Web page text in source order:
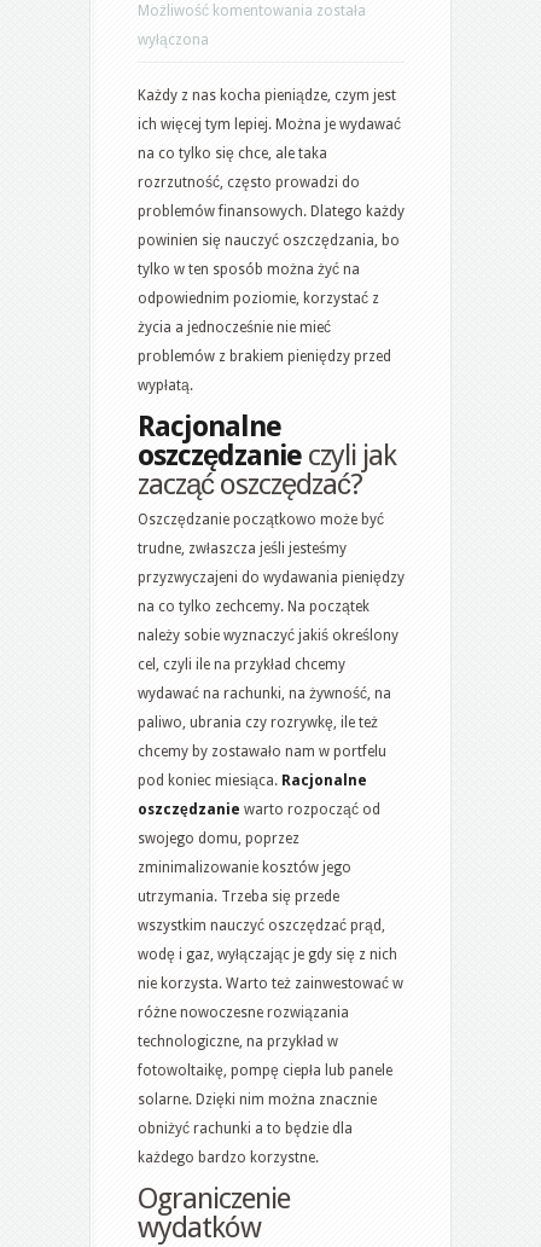
Możliwość komentowania Obniżenie
czyli
racjonalne
oszczędzanie
została
wyłączona
Każdy z nas kocha pieniądze, czym jest
ich więcej tym lepiej. Można je wydawać
na co tylko się chce, ale taka
rozrzutność, często prowadzi do
problemów finansowych. Dlatego każdy
powinien się nauczyć oszczędzania, bo
tylko w ten sposób można żyć na
odpowiednim poziomie, korzystać z
życia a jednocześnie nie mieć
problemów z brakiem pieniędzy przed
wypłatą.
Racjonalne
oszczędzanie czyli jak
zacząć oszczędzać?
Oszczędzanie początkowo może być
trudne, zwłaszcza jeśli jesteśmy
przyzwyczajeni do wydawania pieniędzy
na co tylko zechcemy. Na początek
należy sobie wyznaczyć jakiś określony
cel, czyli ile na przykład chcemy
wydawać na rachunki, na żywność, na
paliwo, ubrania czy rozrywkę, ile też
chcemy by zostawało nam w portfelu
pod koniec miesiąca. Racjonalne
oszczędzanie warto rozpocząć od
swojego domu, poprzez
zminimalizowanie kosztów jego
utrzymania. Trzeba się przede
wszystkim nauczyć oszczędzać prąd,
wodę i gaz, wyłączając je gdy się z nich
nie korzysta. Warto też zainwestować w
różne nowoczesne rozwiązania
technologiczne, na przykład w
fotowoltaikę, pompę ciepła lub panele
solarne. Dzięki nim można znacznie
obniżyć rachunki a to będzie dla
każdego bardzo korzystne.
Ograniczenie
wydatków